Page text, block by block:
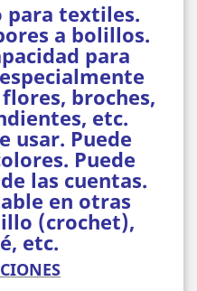
para textiles.
a bolillos.
para
broches,
etc.
usar. Puede
Puede
las cuentas.
en otras
(crochet),
etc.